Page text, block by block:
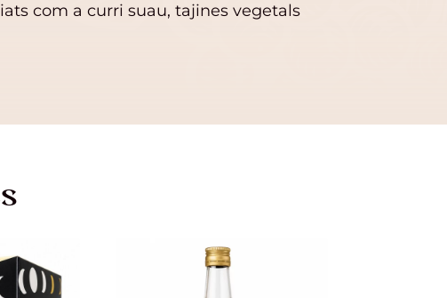
com a curri suau, tajines vegetals